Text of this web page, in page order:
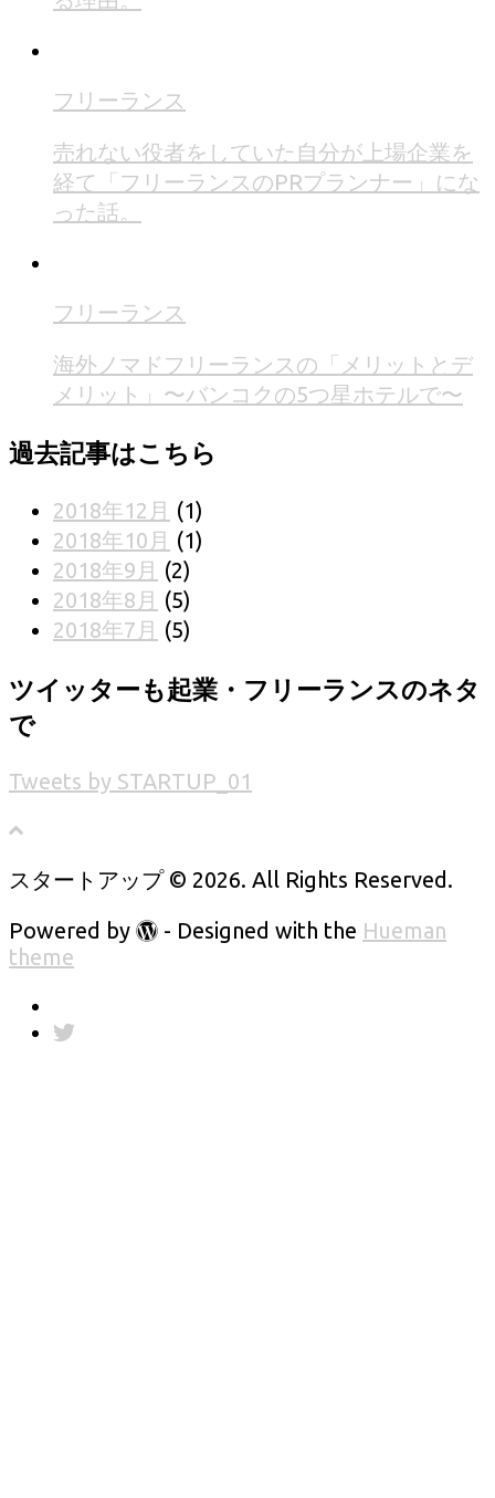
フリーランス
売れない役者をしていた自分が上場企業を
経て「フリーランスのPRプランナー」にな
った話。
フリーランス
海外ノマドフリーランスの「メリットとデ
メリット」〜バンコクの5つ星ホテルで〜
過去記事はこちら
2018年12月 (1)
2018年10月 (1)
2018年9月 (2)
2018年8月 (5)
2018年7月 (5)
ツイッターも起業・フリーランスのネタ
で
Tweets by STARTUP_01
スタートアップ © 2026. All Rights Reserved.
Powered by
- Designed with the Hueman
theme